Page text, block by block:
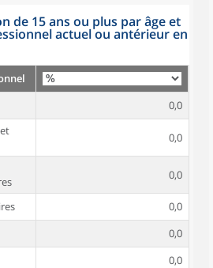
de 15 ans ou plus par âge et
actuel ou antérieur en
0,0
0,0
0,0
0,0
0,0
0,0